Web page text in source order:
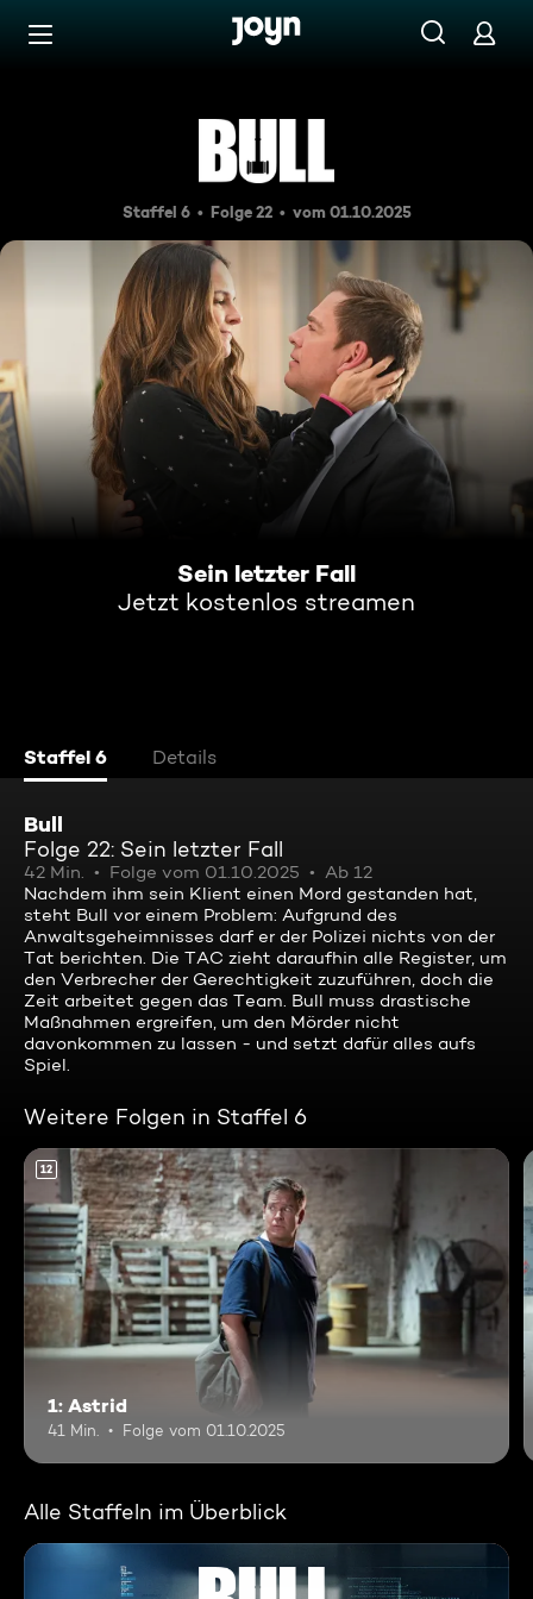
Zum Inhalt springen
Staffel 6 Folge 22 vom 01.10.2025
Sein letzter Fall
Jetzt kostenlos streamen
Staffel 6 Details
Bull
Folge 22: Sein letzter Fall
42 Min. Folge vom 01.10.2025
Ab 12
Nachdem ihm sein Klient einen Mord gestanden hat,
steht Bull vor einem Problem: Aufgrund des
Anwaltsgeheimnisses darf er der Polizei nichts von der
Tat berichten. Die TAC zieht daraufhin alle Register, um
den Verbrecher der Gerechtigkeit zuzuführen, doch die
Zeit arbeitet gegen das Team. Bull muss drastische
Maßnahmen ergreifen, um den Mörder nicht
davonkommen zu lassen - und setzt dafür alles aufs
Spiel.
Weitere Folgen in Staffel 6
12
1: Astrid
41 Min. Folge vom 01.10.2025
Alle Staffeln im Überblick